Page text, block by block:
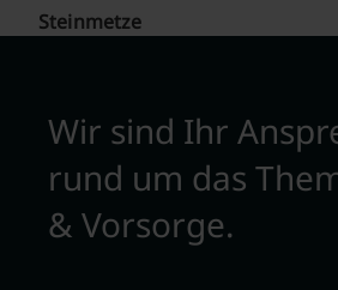
Steinmetze
Wir sind Ihr
rund um das
& Vorsorge.